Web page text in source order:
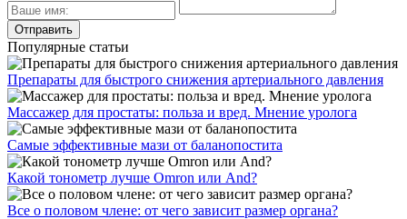
Популярные статьи
Препараты для быстрого снижения артериального давления
Массажер для простаты: польза и вред. Мнение уролога
Самые эффективные мази от баланопостита
Какой тонометр лучше Omron или And?
Все о половом члене: от чего зависит размер органа?